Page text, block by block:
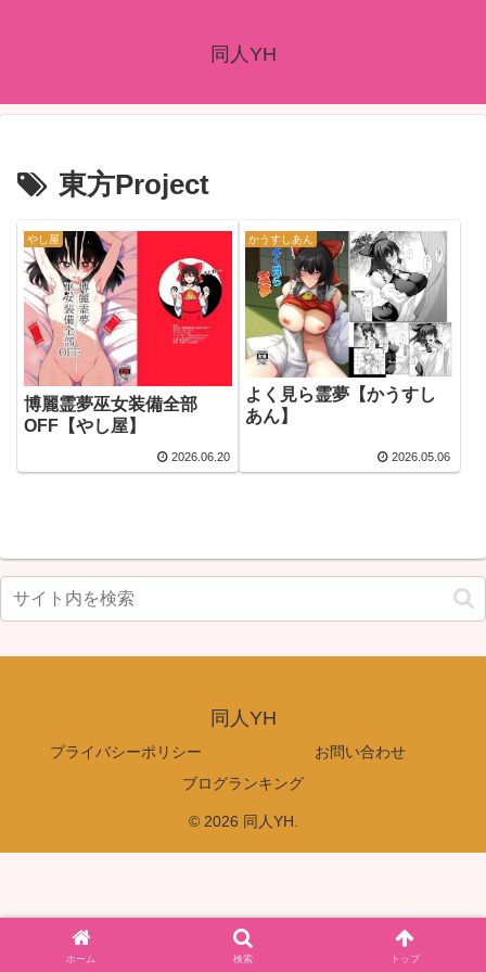
同人YH
東方Project
やし屋
博麗霊夢巫女装備全部
OFF【やし屋】
2026.06.20
かうすしあん
よく見ら霊夢【かうすし
あん】
2026.05.06
同人YH
プライバシーポリシー
お問い合わせ
ブログランキング
© 2026 同人YH.
ホーム 検索 トップ